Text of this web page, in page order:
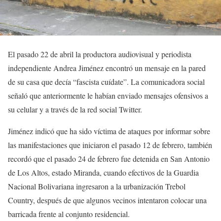
El pasado 22 de abril la productora audiovisual y periodista
independiente Andrea Jiménez encontró un mensaje en la pared
de su casa que decía “fascista cuídate”. La comunicadora social
señaló que anteriormente le habían enviado mensajes ofensivos a
su celular y a través de la red social Twitter.
Jiménez indicó que ha sido víctima de ataques por informar sobre
las manifestaciones que iniciaron el pasado 12 de febrero, también
recordó que el pasado 24 de febrero fue detenida en San Antonio
de Los Altos, estado Miranda, cuando efectivos de la Guardia
Nacional Bolivariana ingresaron a la urbanización Trebol
Country, después de que algunos vecinos intentaron colocar una
barricada frente al conjunto residencial.